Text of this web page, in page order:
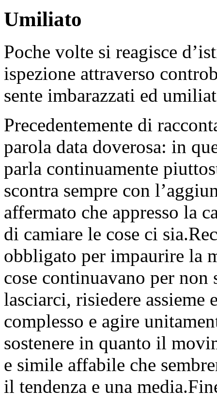
Umiliato
Poche volte si reagisce
ispezione attraverso
sente imbarazzati ed
Precedentemente di
parola data doverosa: in
parla continuamente
scontra sempre con
affermato che appresso la
di camiare le cose ci
obbligato per impaurire la
cose continuavano per
lasciarci, risiedere assieme
complesso e agire
sostenere in quanto il
e simile affabile che
il tendenza e una